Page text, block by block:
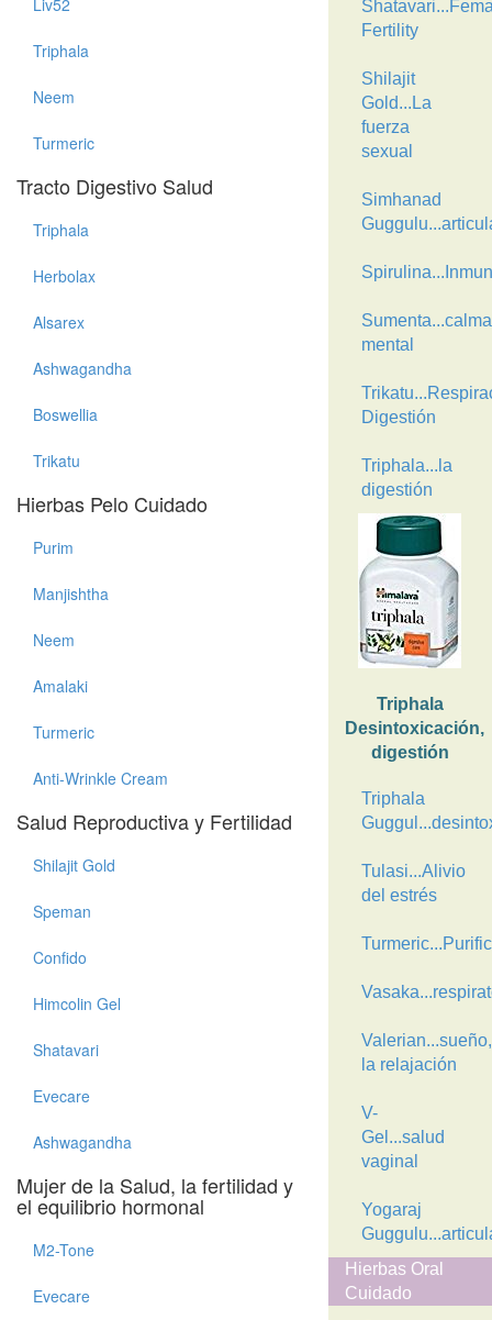
Liv52
Triphala
Neem
Turmeric
Tracto Digestivo Salud
Triphala
Herbolax
Alsarex
Ashwagandha
Boswellia
Trikatu
Hierbas Pelo Cuidado
Purim
Manjishtha
Neem
Amalaki
Turmeric
Anti-Wrinkle Cream
Salud Reproductiva y Fertilidad
Shilajit Gold
Speman
Confido
Himcolin Gel
Shatavari
Evecare
Ashwagandha
Mujer de la Salud, la fertilidad y
el equilibrio hormonal
M2-Tone
Evecare
Fertility
Shilajit
Gold...La
fuerza
sexual
Simhanad
Sumenta...calma
mental
Digestión
Triphala...la
digestión
Triphala
Desintoxicación,
digestión
Triphala
Tulasi...Alivio
del estrés
Valerian...sueño,
la relajación
V-
Gel...salud
vaginal
Yogaraj
Hierbas Oral
Cuidado